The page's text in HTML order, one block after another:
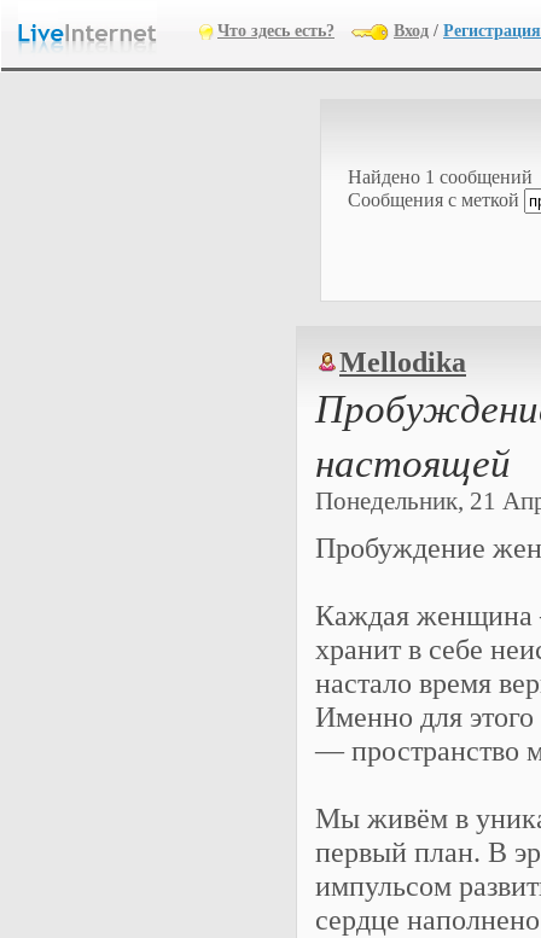
Что здесь есть? Вход / Регистрация
Найдено 1 сообщений
Cообщения с меткой
Mellodika
настоящей
Понедельник, 21
Пробуждение
Каждая женщина
хранит в себе
настало время
Именно для
— пространство
Мы живём в
первый план. В
импульсом
сердце